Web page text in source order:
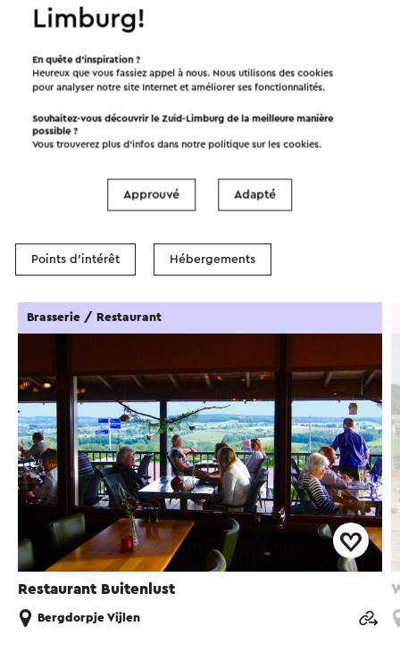
Dans la région
Manger et boire Attractions
Points d'intérêt Hébergements
Restaurant Buitenlust
Brasserie / Restaurant
Bergdorpje Vijlen
Limburg!
En quête d’inspiration ?
Heureux que vous fassiez appel à nous. Nous utilisons des cookies
pour analyser notre site Internet et améliorer ses fonctionnalités.
Souhaitez-vous découvrir le Zuid-Limburg de la meilleure manière
possible ?
Vous trouverez plus d’infos dans notre politique sur lescookies.
Approuvé Adapté